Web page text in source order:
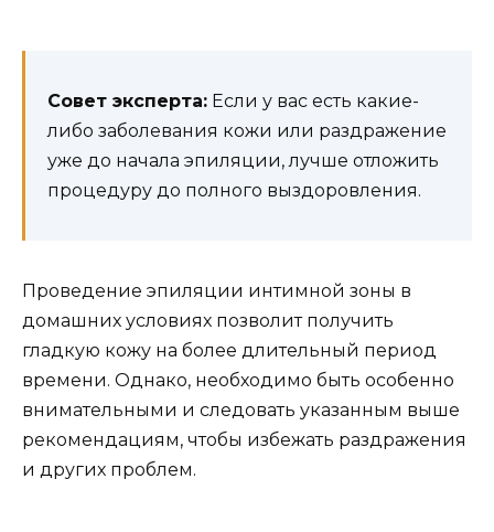
Совет эксперта: Если у вас есть какие-
либо заболевания кожи или раздражение
уже до начала эпиляции, лучше отложить
процедуру до полного выздоровления.
Проведение эпиляции интимной зоны в
домашних условиях позволит получить
гладкую кожу на более длительный период
времени. Однако, необходимо быть особенно
внимательными и следовать указанным выше
рекомендациям, чтобы избежать раздражения
и других проблем.